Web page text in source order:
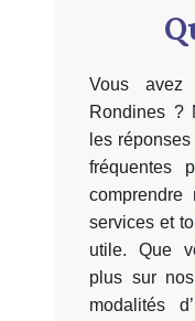
Vous avez
Rondines ?
les
fréquentes
comprendre
services et
utile. Que
plus sur
modalités